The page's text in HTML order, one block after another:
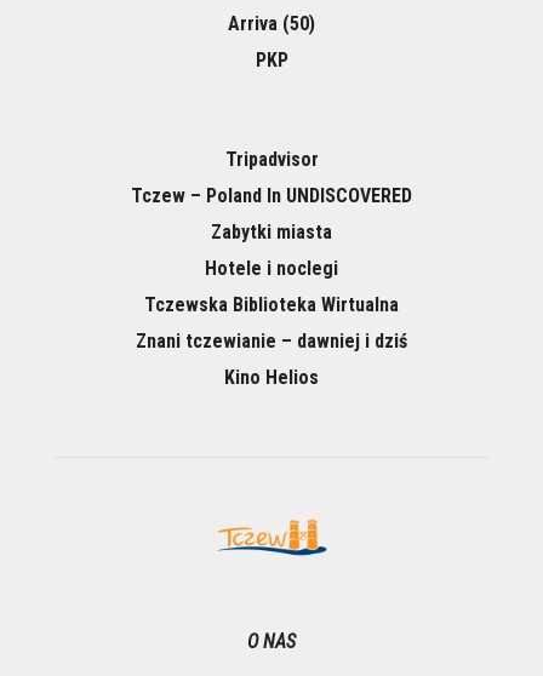
Arriva (50)
PKP
Tripadvisor
Tczew – Poland In UNDISCOVERED
Zabytki miasta
Hotele i noclegi
Tczewska Biblioteka Wirtualna
Znani tczewianie – dawniej i dziś
Kino Helios
O NAS